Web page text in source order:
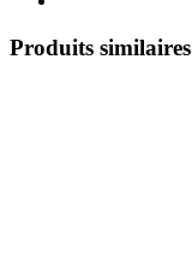
Produits similaires